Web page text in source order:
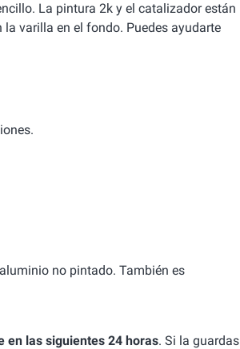
La pintura 2k y el catalizador están
varilla en el fondo. Puedes ayudarte
no pintado. También es
en las siguientes 24 horas. Si la guardas